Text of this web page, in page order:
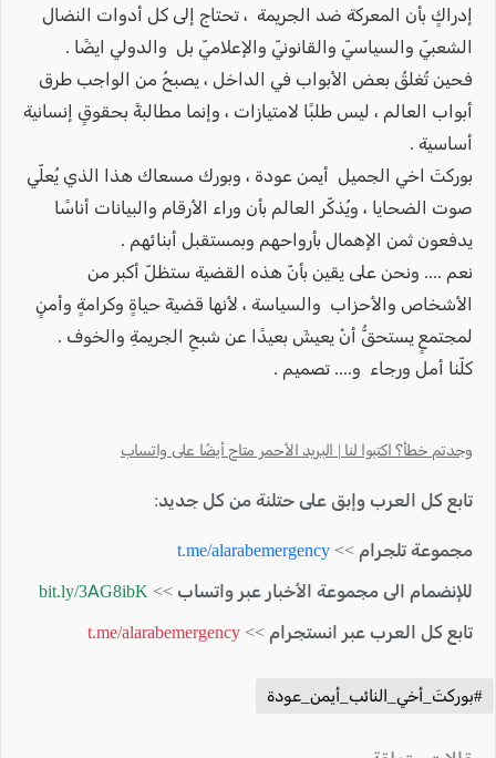
إدراكٍ بأن المعركة ضد الجريمة ، تحتاج إلى كل أدوات النضال
الشعبيّ والسياسيّ والقانونيّ والإعلاميّ بل والدولي ايضًا .
فحين تُغلقُ بعض الأبواب في الداخل ، يصبحُ من الواجب طرق
أبواب العالم ، ليس طلبًا لامتيازات ، وإنما مطالبةً بحقوقٍ إنسانية
أساسية .
بوركتَ اخي الجميل أيمن عودة ، وبورك مسعاك هذا الذي يُعلّي
صوت الضحايا ، ويُذكّر العالم بأن وراء الأرقام والبيانات أناسًا
يدفعون ثمن الإهمال بأرواحهم وبمستقبل أبنائهم .
نعم .... ونحن على يقين بأنّ هذه القضية ستظلّ أكبر من
الأشخاص والأحزاب والسياسة ، لأنها قضيةَ حياةٍ وكرامةٍ وأمنٍ
لمجتمعٍ يستحقُّ أنْ يعيشَ بعيدًا عن شبحِ الجريمةِ والخوف .
كلّنا أمل ورجاء و.... تصميم .
وجدتم خطأ؟ اكتبوا لنا | البريد الأحمر متاح أيضًا على واتساب
تابع كل العرب وإبق على حتلنة من كل جديد:
مجموعة تلجرام >> t.me/alarabemergency
للإنضمام الى مجموعة الأخبار عبر واتساب >> bit.ly/3AG8ibK
تابع كل العرب عبر انستجرام >> t.me/alarabemergency
#بوركتَ_أخي_النائب_أيمن_عودة